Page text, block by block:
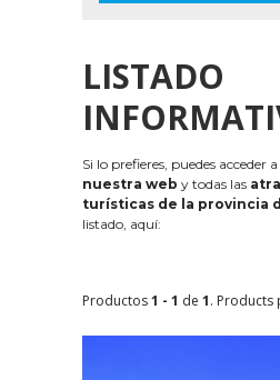
LISTADO
Si lo prefieres, puedes acceder a
nuestra web y todas las
turísticas de la provincia
listado, aquí:
Productos1 - 1 de 1. Products